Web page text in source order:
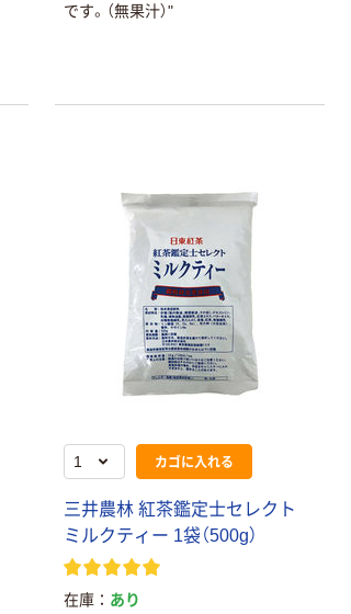
です。（無果汁）"
カゴに入れる
三井農林 紅茶鑑定士セレクト
ミルクティー 1袋（500g）
在庫
あり
本気プライス
ティッシュペー
パー ボックス
150組 5箱入 ア
スクル スマート
コンパクト ビ
ビッド PEFC認
証
￥328~
本気プライス
トイレットペー
100% 6ロール
リサイクル100
芯あり FSC認
証
￥460~